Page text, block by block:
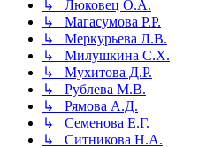
↳ Люковец О.А.
↳ Магасумова Р.Р.
↳ Меркурьева Л.В.
↳ Милушкина С.Х.
↳ Мухитова Д.Р.
↳ Рублева М.В.
↳ Рямова А.Д.
↳ Семенова Е.Г.
↳ Ситникова Н.А.